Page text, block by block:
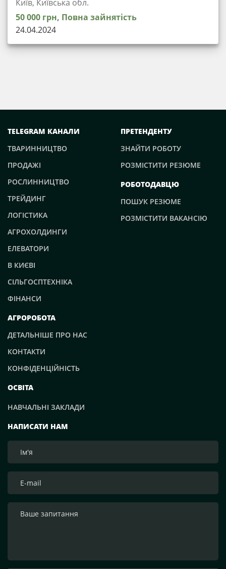
Київ, Київська обл.
50 000 грн, Повна зайнятість
24.04.2024
НАПИСАТИ НАМ
TELEGRAM КАНАЛИ
ТВАРИННИЦТВО
ПРОДАЖІ
РОСЛИННИЦТВО
ТРЕЙДИНГ
ЛОГІСТИКА
АГРОХОЛДИНГИ
ЕЛЕВАТОРИ
В КИЄВІ
СІЛЬГОСПТЕХНІКА
ФІНАНСИ
ПРЕТЕНДЕНТУ
ЗНАЙТИ РОБОТУ
РОЗМІСТИТИ РЕЗЮМЕ
РОБОТОДАВЦЮ
ПОШУК РЕЗЮМЕ
РОЗМІСТИТИ ВАКАНСІЮ
АГРОРОБОТА
ДЕТАЛЬНІШЕ ПРО НАС
КОНТАКТИ
КОНФІДЕНЦІЙНІСТЬ
ОСВІТА
НАВЧАЛЬНІ ЗАКЛАДИ